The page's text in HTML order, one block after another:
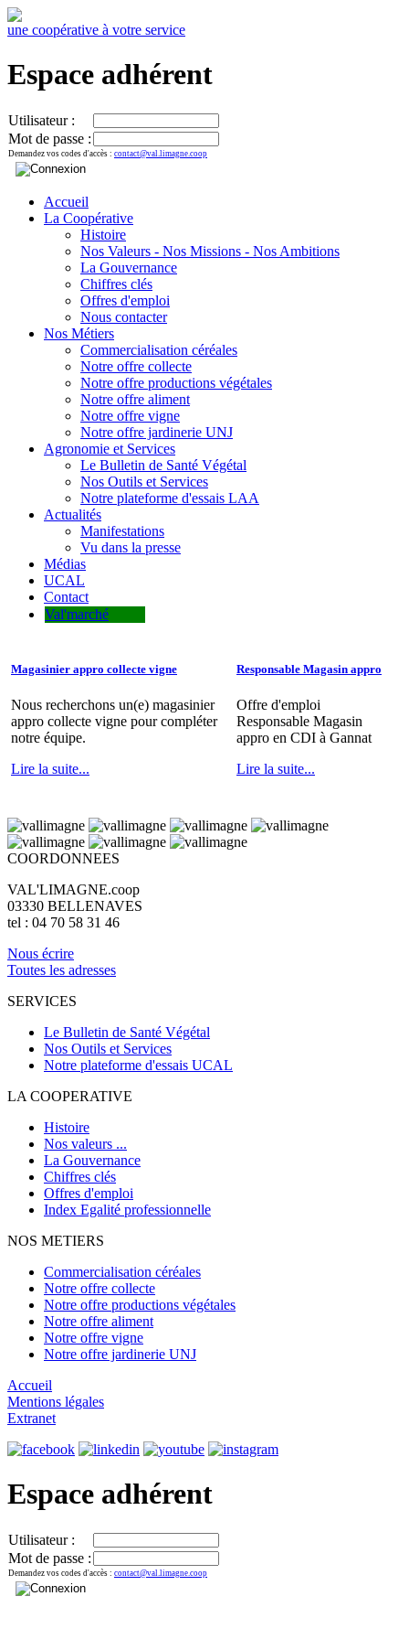
une coopérative à votre service
Espace adhérent
Utilisateur :
Mot de passe :
Demandez vos codes d'accès : contact@val.limagne.coop
Accueil
La Coopérative
Histoire
Nos Valeurs - Nos Missions - Nos Ambitions
La Gouvernance
Chiffres clés
Offres d'emploi
Nous contacter
Nos Métiers
Commercialisation céréales
Notre offre collecte
Notre offre productions végétales
Notre offre aliment
Notre offre vigne
Notre offre jardinerie UNJ
Agronomie et Services
Le Bulletin de Santé Végétal
Nos Outils et Services
Notre plateforme d'essais LAA
Actualités
Manifestations
Vu dans la presse
Médias
UCAL
Contact
Val'marché
Magasinier appro collecte vigne
Nous recherchons un(e) magasinier
appro collecte vigne pour compléter
notre équipe.
Lire la suite...
Responsable Magasin appro
Offre d'emploi
Responsable Magasin
appro en CDI à Gannat
Lire la suite...
COORDONNEES
VAL'LIMAGNE.coop
03330 BELLENAVES
tel : 04 70 58 31 46
Nous écrire
Toutes les adresses
SERVICES
Le Bulletin de Santé Végétal
Nos Outils et Services
Notre plateforme d'essais UCAL
LA COOPERATIVE
Histoire
Nos valeurs ...
La Gouvernance
Chiffres clés
Offres d'emploi
Index Egalité professionnelle
NOS METIERS
Commercialisation céréales
Notre offre collecte
Notre offre productions végétales
Notre offre aliment
Notre offre vigne
Notre offre jardinerie UNJ
Accueil
Mentions légales
Extranet
Espace adhérent
Utilisateur :
Mot de passe :
Demandez vos codes d'accès : contact@val.limagne.coop